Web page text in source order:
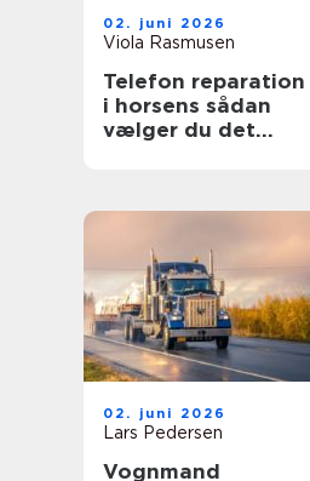
02. juni 2026
Viola Rasmusen
Telefon reparation
i horsens sådan
vælger du det
02. juni 2026
Lars Pedersen
Vognmand